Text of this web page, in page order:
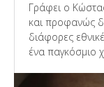
Γράφει ο Κώστας
και προφανώς
διάφορες
ένα παγκόσμιο